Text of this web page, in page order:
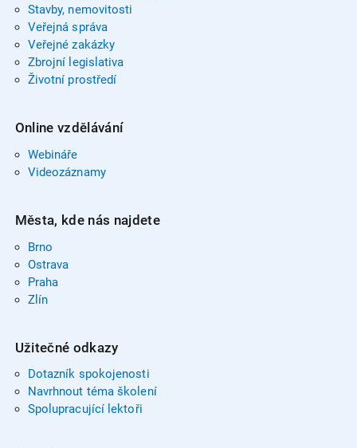
Stavby, nemovitosti
Veřejná správa
Veřejné zakázky
Zbrojní legislativa
Životní prostředí
Online vzdělávání
Webináře
Videozáznamy
Města, kde nás najdete
Brno
Ostrava
Praha
Zlín
Užitečné odkazy
Dotazník spokojenosti
Navrhnout téma školení
Spolupracující lektoři